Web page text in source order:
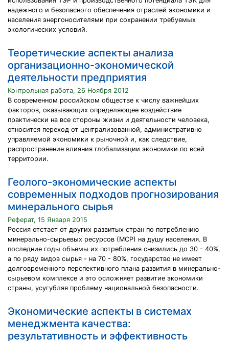
надежного и безопасного обеспечения отраслей экономики и
населения энергоносителями при сохранении требуемых
экологических условий.
Теоретические аспекты анализа
организационно-экономической
деятельности предприятия
Контрольная работа, 26 Ноября 2012
В современном российском обществе к числу важнейших
факторов, оказывающих определяющее воздействие
практически на все стороны жизни и деятельности человека,
относится переход от централизованной, административно
управляемой экономики к рыночной и, как следствие,
распространение влияния глобализации экономики по всей
территории.
Геолого-экономические аспекты
современных подходов прогнозирования
минерального сырья
Реферат, 15 Января 2015
Россия отстает от других развитых стран по потреблению
минерально-сырьевых ресурсов (МСР) на душу населения. В
последние годы объемы их потребления снизились до 30 - 40%,
а по ряду видов сырья - на 70 - 80%, государство не имеет
долговременного перспективного плана развития в минерально-
сырьевом комплексе и это осложняет развитие экономики
страны, усугубляя проблему национальной безопасности.
Экономические аспекты в системах
менеджмента качества:
результативность и эффективность